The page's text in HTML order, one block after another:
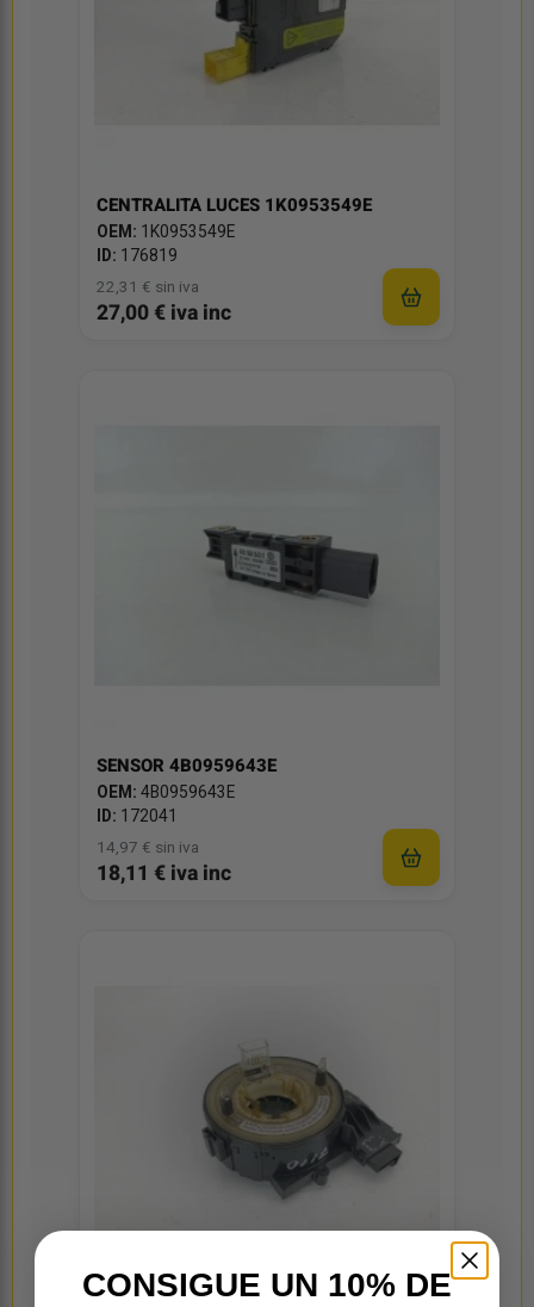
CENTRALITA LUCES 1K0953549E
OEM: 1K0953549E
ID: 176819
22,31 € sin iva
27,00 € iva inc
SENSOR 4B0959643E
OEM: 4B0959643E
ID: 172041
14,97 € sin iva
18,11 € iva inc
CONSIGUE UN 10% DE